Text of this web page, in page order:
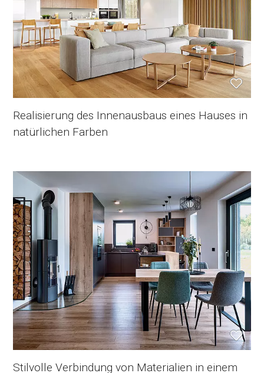
Realisierung des Innenausbaus eines Hauses in
natürlichen Farben
Stilvolle Verbindung von Materialien in einem